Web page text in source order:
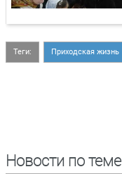
Теги: Приходская жизнь
Новости по теме